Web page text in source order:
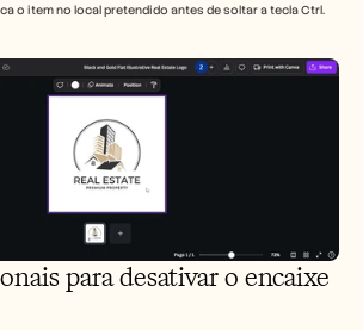
o item no local pretendido antes de soltar a tecla Ctrl.
para desativar o encaixe